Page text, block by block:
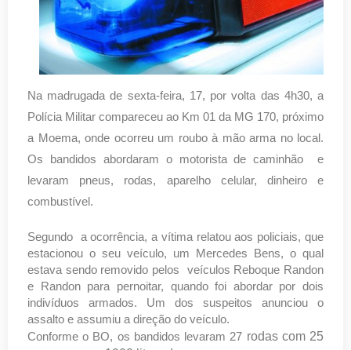
Na madrugada de sexta-feira, 17, por volta das 4h30, a
Polícia Militar compareceu ao Km 01 da MG 170, próximo
a Moema, onde ocorreu um roubo à mão arma no local.
Os bandidos abordaram o motorista de caminhão e
levaram pneus, rodas, aparelho celular, dinheiro e
combustível.
Segundo a ocorrência, a vítima relatou aos policiais, que
estacionou o seu veículo, um Mercedes Bens, o qual
estava sendo removido pelos veículos Reboque Randon
e Randon para pernoitar, quando foi abordar por dois
indivíduos armados. Um dos suspeitos anunciou o
assalto e assumiu a direção do veículo.
Conforme o BO, os bandidos levaram 27 rodas com 25